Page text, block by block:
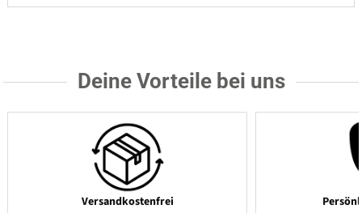
Deine Vorteile bei uns
Versandkostenfrei